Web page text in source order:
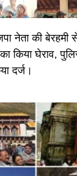
नेता की बेरहमी
का किया घेराव,
दर्ज।